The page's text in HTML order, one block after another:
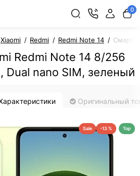
0
Xiaomi Redmi Redmi Note 14
Redmi Note 14 8/256
Dual nano SIM, зеленый
Оригинальный
Sale -13 % Top